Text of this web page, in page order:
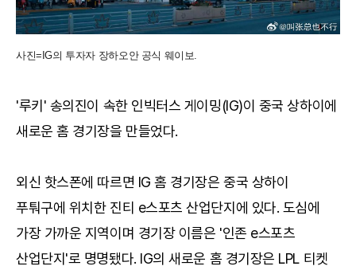
사진=IG의 투자자 장하오안 공식 웨이보.
'루키' 송의진이 속한 인빅터스 게이밍(IG)이 중국 상하이에
새로운 홈 경기장을 만들었다.
외신 핫스폰에 따르면 IG 홈 경기장은 중국 상하이
푸퉈구에 위치한 진티 e스포츠 산업단지에 있다. 도심에
가장 가까운 지역이며 경기장 이름은 '인존 e스포츠
산업단지'로 명명됐다. IG의 새로운 홈 경기장은 LPL 티켓